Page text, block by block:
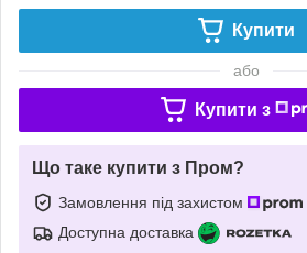
Купити
або
Купити з
Що таке купити з Пром?
Замовлення під захистом
Доступна доставка